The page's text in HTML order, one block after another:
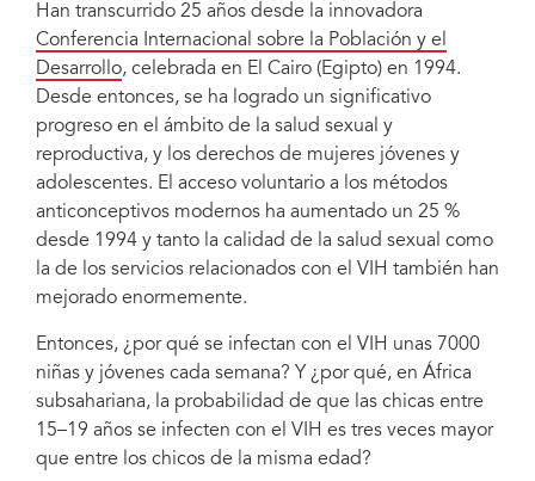
Han transcurrido 25 años desde la innovadora
Conferencia Internacional sobre la Población y el
Desarrollo, celebrada en El Cairo (Egipto) en 1994.
Desde entonces, se ha logrado un significativo
progreso en el ámbito de la salud sexual y
reproductiva, y los derechos de mujeres jóvenes y
adolescentes. El acceso voluntario a los métodos
anticonceptivos modernos ha aumentado un 25 %
desde 1994 y tanto la calidad de la salud sexual como
la de los servicios relacionados con el VIH también han
mejorado enormemente.
Entonces, ¿por qué se infectan con el VIH unas 7000
niñas y jóvenes cada semana? Y ¿por qué, en África
subsahariana, la probabilidad de que las chicas entre
15–19 años se infecten con el VIH es tres veces mayor
que entre los chicos de la misma edad?